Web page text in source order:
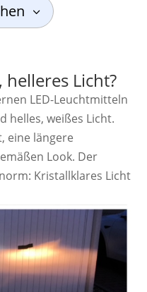
Licht?
LED-Leuchtmitteln
helles, weißes Licht.
eine längere
Look. Der
Kristallklares Licht